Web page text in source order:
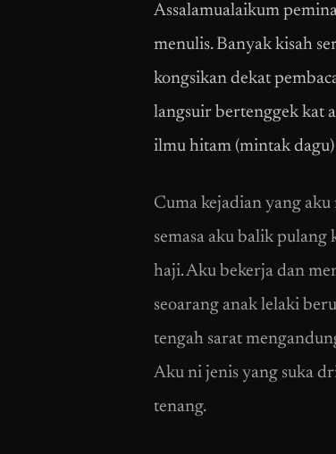
Assalamualaikum
menulis. Banyak kisah
kongsikan dekat
langsuir bertenggek kat
ilmu hitam (mintak
Cuma kejadian yang
semasa aku balik
haji. Aku bekerja dan
seoarang anak lelaki
tengah sarat
Aku ni jenis yang suka
tenang.